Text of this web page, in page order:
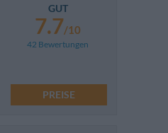
GUT
7.7/10
42 Bewertungen
PREISE